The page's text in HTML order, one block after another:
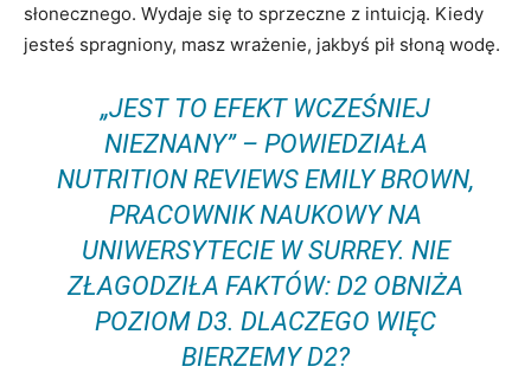
słonecznego. Wydaje się to sprzeczne z intuicją. Kiedy
jesteś spragniony, masz wrażenie, jakbyś pił słoną wodę.
„JEST TO EFEKT WCZEŚNIEJ
NIEZNANY” – POWIEDZIAŁA
NUTRITION REVIEWS EMILY BROWN,
PRACOWNIK NAUKOWY NA
UNIWERSYTECIE W SURREY. NIE
ZŁAGODZIŁA FAKTÓW: D2 OBNIŻA
POZIOM D3. DLACZEGO WIĘC
BIERZEMY D2?